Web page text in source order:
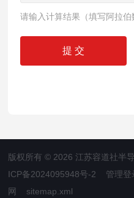
请输入计算结果（填写阿拉
版权所有 © 2026 江苏容道社
ICP备2024095948号-2
管理登
网
sitemap.xml